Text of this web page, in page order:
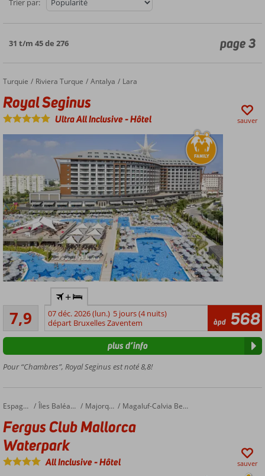
Trier par:
31 t/m 45 de 276 page 3
Accueil
Turquie Riviera Turque Antalya Lara
Royal Seginus
Royal Seginus
Ultra All Inclusive-Hôtel sauver
familial
à la
plage
et luna
Plusieurs
restaurants
et bars
Chambres
spacieuses
7,9
138
commentaires
+
07 déc. 2026 (lun.) 5 jours (4 nuits)
départ Bruxelles Zaventem
àpd 568
Pour “Chambres”, Royal Seginus est noté 8,8!
plus d’info
Accueil Espagne Îles Baléares Majorque Magaluf-Calvia Beach
Fergus Club Mallorca Waterpark
Fergus Club Mallorca
Waterpark
All Inclusive-Hôtel sauver